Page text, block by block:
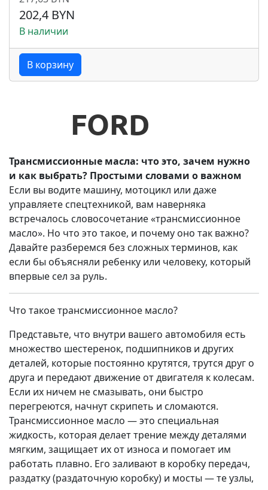
202,4 BYN
В наличии
В корзину
Трансмиссионные масла: что это, зачем нужно
и как выбрать? Простыми словами о важном
Если вы водите машину, мотоцикл или даже
управляете спецтехникой, вам наверняка
встречалось словосочетание «трансмиссионное
масло». Но что это такое, и почему оно так важно?
Давайте разберемся без сложных терминов, как
если бы объясняли ребенку или человеку, который
впервые сел за руль.
Что такое трансмиссионное масло?
Представьте, что внутри вашего автомобиля есть
множество шестеренок, подшипников и других
деталей, которые постоянно крутятся, трутся друг о
друга и передают движение от двигателя к колесам.
Если их ничем не смазывать, они быстро
перегреются, начнут скрипеть и сломаются.
Трансмиссионное масло — это специальная
жидкость, которая делает трение между деталями
мягким, защищает их от износа и помогает им
работать плавно. Его заливают в коробку передач,
раздатку (раздаточную коробку) и мосты — те узлы,